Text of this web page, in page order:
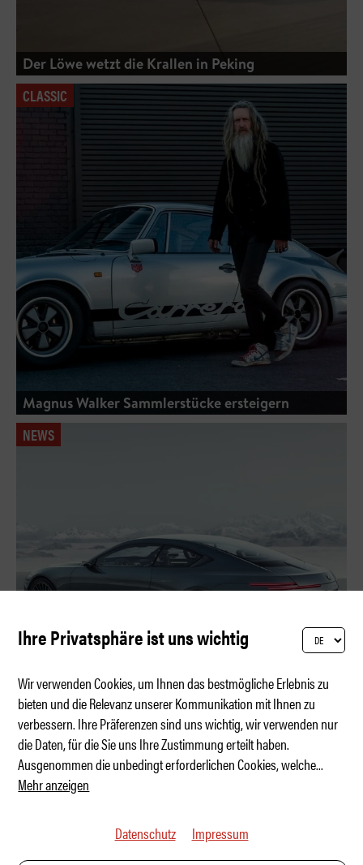
Der Löwe wetzt die Krallen in Peking
CLASSIC
Magnus Walker Sammlerstücke ersteigern
NEWS
Der Alpen-Hai ist zurück
Ihre Privatsphäre ist uns wichtig
Wir verwenden Cookies, um Ihnen das bestmögliche Erlebnis zu
bieten und die Relevanz unserer Kommunikation mit Ihnen zu
verbessern. Ihre Präferenzen sind uns wichtig, wir verwenden nur
die Daten, für die Sie uns Ihre Zustimmung erteilt haben.
Ausgenommen die unbedingt erforderlichen Cookies, welche...
Mehr anzeigen
Datenschutz Impressum